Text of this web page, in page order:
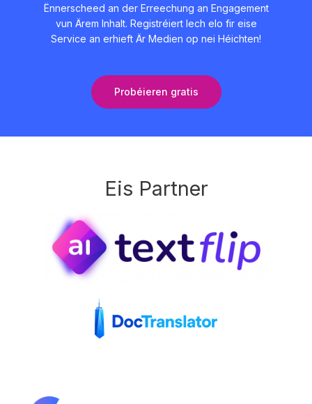
Ënnerscheed an der Erreechung an Engagement
vun Ärem Inhalt. Registréiert Iech elo fir eise
Service an erhieft Är Medien op nei Héichten!
Probéieren gratis
Eis Partner